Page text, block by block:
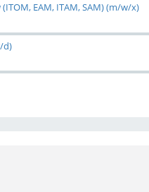
EAM, ITAM, SAM) (m/w/x)
d)